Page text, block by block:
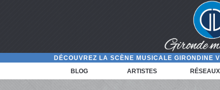
DÉCOUVREZ LA SCÈNE MUSICALE GIRONDINE
BLOG
ARTISTES RÉSEAUX